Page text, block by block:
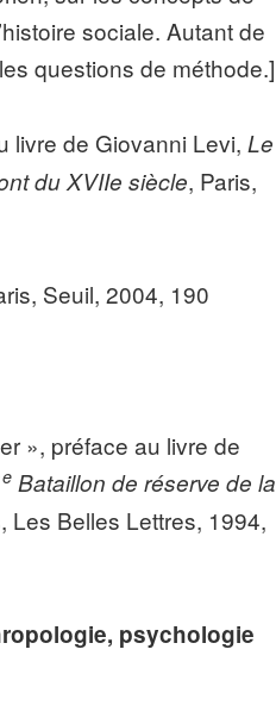
sociale. Autant de
questions de méthode.]
livre de Giovanni Levi,Le
du XVIIe siècle, Paris,
Seuil, 2004, 190
», préface au livre de
e Bataillon de réserve de la
Les Belles Lettres, 1994,
psychologie